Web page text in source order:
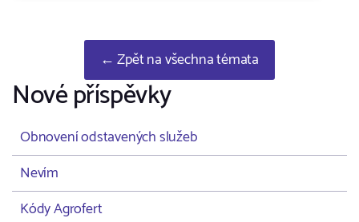
← Zpět na všechna témata
Nové příspěvky
Obnovení odstavených služeb
Nevím
Kódy Agrofert